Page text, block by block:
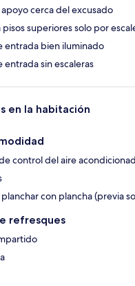
cerca del excusado
pisos superiores solo por
entrada bien iluminado
entrada sin escaleras
en la habitación
control del aire
con plancha (previa
refresques